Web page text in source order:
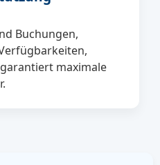
Buchungen,
maximale